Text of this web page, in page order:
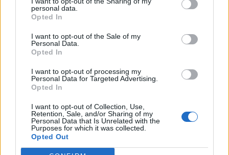
personal data.
Opted In
I want to opt-out of the Sale of my
Personal Data.
Opted In
I want to opt-out of processing my
Personal Data for Targeted Advertising.
Opted In
I want to opt-out of Collection, Use,
Retention, Sale, and/or Sharing of my
Personal Data that Is Unrelated with the
Purposes for which it was collected.
Opted Out
Popular Posts
28 décembre 2020
Menopause : un tournant majeur pour le cerveau et la mémoire
des femmes
2 février 2026
Comment se réchauffer de l’intérieur grâce à son